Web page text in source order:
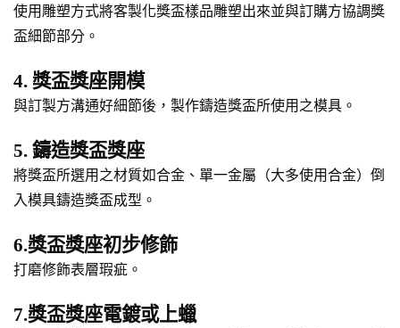
使用雕塑方式將客製化獎盃樣品雕塑出來並與訂購方協調獎
盃細節部分。
4. 獎盃獎座開模
與訂製方溝通好細節後，製作鑄造獎盃所使用之模具。
5. 鑄造獎盃獎座
將獎盃所選用之材質如合金、單一金屬（大多使用合金）倒
入模具鑄造獎盃成型。
6.獎盃獎座初步修飾
打磨修飾表層瑕疵。
7.獎盃獎座電鍍或上蠟